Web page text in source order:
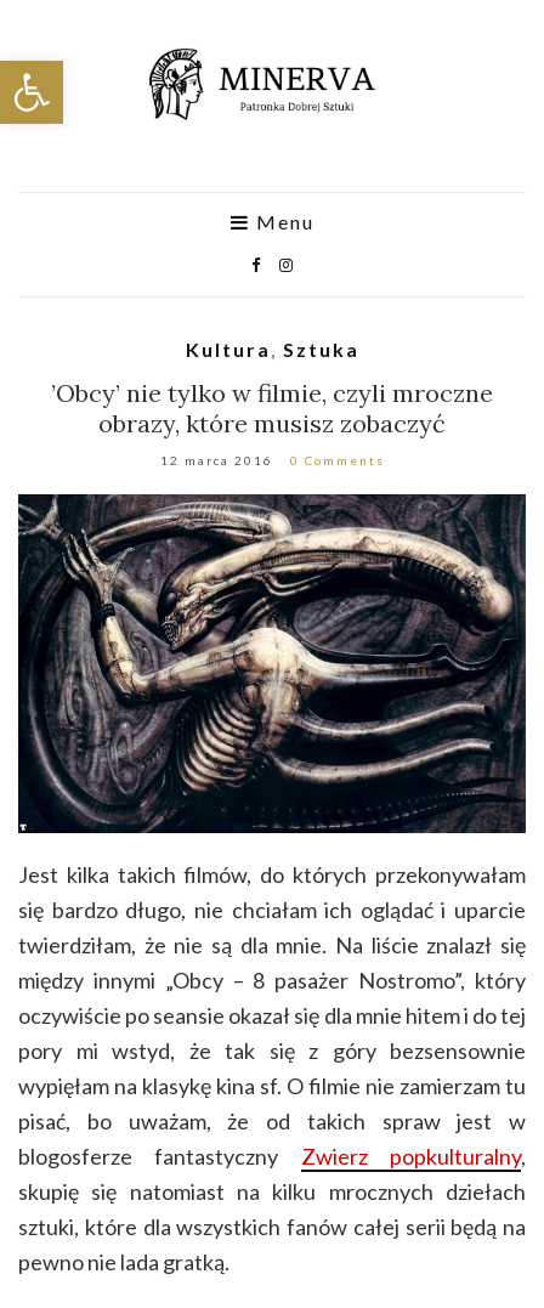
Otwórz pasek narzędzi
Menu
Kultura Sztuka
’Obcy’ nie tylko w filmie, czyli mroczne
obrazy, które musisz zobaczyć
12 marca 2016 0 Comments
Jest kilka takich filmów, do których przekonywałam
się bardzo długo, nie chciałam ich oglądać i uparcie
twierdziłam, że nie są dla mnie. Na liście znalazł się
między innymi „Obcy – 8 pasażer Nostromo”, który
oczywiście po seansie okazał się dla mnie hitem i do tej
pory mi wstyd, że tak się z góry bezsensownie
wypięłam na klasykę kina sf. O filmie nie zamierzam tu
pisać, bo uważam, że od takich spraw jest w
blogosferze fantastyczny Zwierz popkulturalny,
skupię się natomiast na kilku mrocznych dziełach
sztuki, które dla wszystkich fanów całej serii będą na
pewno nie lada gratką.